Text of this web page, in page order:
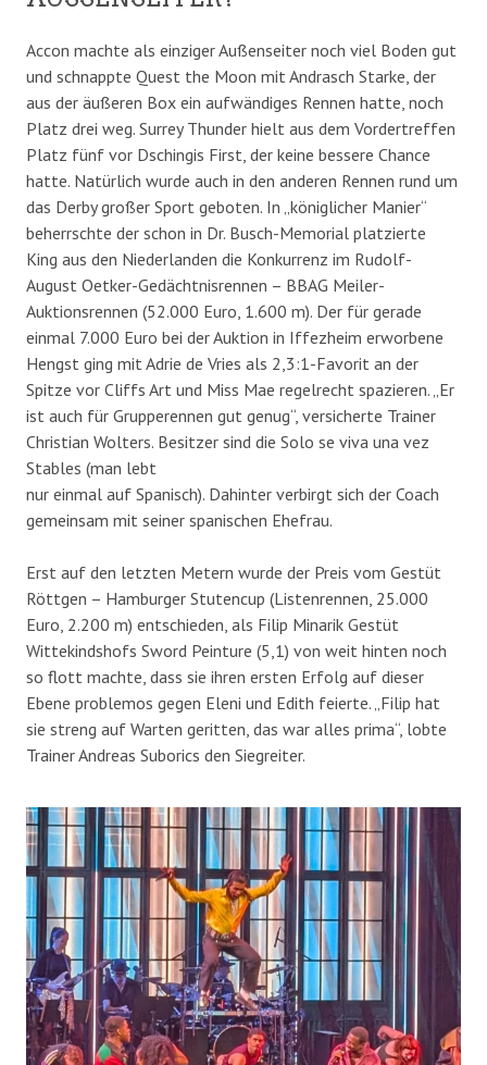
Accon machte als einziger Außenseiter noch viel Boden gut
und schnappte Quest the Moon mit Andrasch Starke, der
aus der äußeren Box ein aufwändiges Rennen hatte, noch
Platz drei weg. Surrey Thunder hielt aus dem Vordertreffen
Platz fünf vor Dschingis First, der keine bessere Chance
hatte. Natürlich wurde auch in den anderen Rennen rund um
das Derby großer Sport geboten. In „königlicher Manier“
beherrschte der schon in Dr. Busch-Memorial platzierte
King aus den Niederlanden die Konkurrenz im Rudolf-
August Oetker-Gedächtnisrennen – BBAG Meiler-
Auktionsrennen (52.000 Euro, 1.600 m). Der für gerade
einmal 7.000 Euro bei der Auktion in Iffezheim erworbene
Hengst ging mit Adrie de Vries als 2,3:1-Favorit an der
Spitze vor Cliffs Art und Miss Mae regelrecht spazieren. „Er
ist auch für Grupperennen gut genug“, versicherte Trainer
Christian Wolters. Besitzer sind die Solo se viva una vez
Stables (man lebt
nur einmal auf Spanisch). Dahinter verbirgt sich der Coach
gemeinsam mit seiner spanischen Ehefrau.
Erst auf den letzten Metern wurde der Preis vom Gestüt
Röttgen – Hamburger Stutencup (Listenrennen, 25.000
Euro, 2.200 m) entschieden, als Filip Minarik Gestüt
Wittekindshofs Sword Peinture (5,1) von weit hinten noch
so flott machte, dass sie ihren ersten Erfolg auf dieser
Ebene problemos gegen Eleni und Edith feierte. „Filip hat
sie streng auf Warten geritten, das war alles prima“, lobte
Trainer Andreas Suborics den Siegreiter.